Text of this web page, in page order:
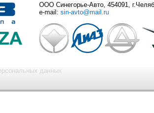
ООО Синегорье-Авто, 454091,
e-mail: sin-avto@mail.ru
данных